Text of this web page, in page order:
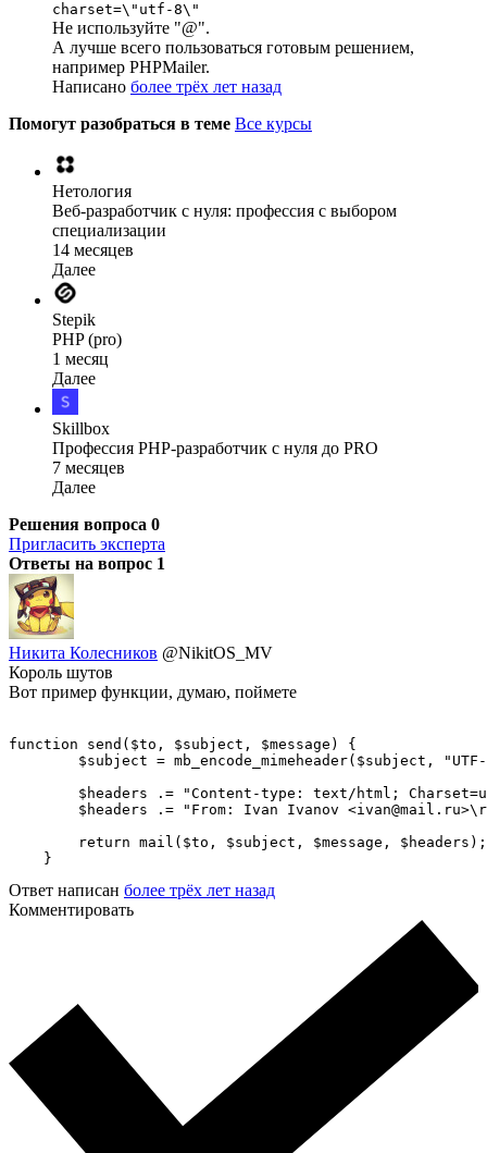
charset=\"utf-8\"
Не используйте "@".
А лучше всего пользоваться готовым решением,
например PHPMailer.
Написано более трёх лет назад
Помогут разобраться в теме Все курсы
Нетология
Веб-разработчик с нуля: профессия с выбором
специализации
14 месяцев
Далее
Stepik
PHP (pro)
1 месяц
Далее
Skillbox
Профессия PHP-разработчик с нуля до PRO
7 месяцев
Далее
Решения вопроса 0
Пригласить эксперта
Ответы на вопрос 1
Никита Колесников @NikitOS_MV
Король шутов
Вот пример функции, думаю, поймете
function send($to, $subject, $message) {
$subject = mb_encode_mimeheader($subject,
$headers .= "Content-type: text/html;
$headers .= "From: Ivan Ivanov
        return mail($to, $subject, $message, $headers);
    }
Ответ написан более трёх лет назад
Комментировать